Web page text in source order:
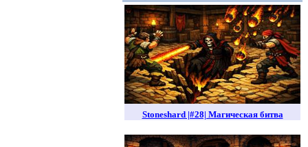
Stoneshard |#28| Магическая битва